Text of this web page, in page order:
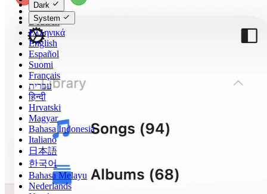
Dansk
Deutsch
Ελληνικά
English
Español
Suomi
Français
עברית
हिन्दी
Hrvatski
Magyar
Bahasa Indonesia
Italiano
日本語
한국어
Bahasa Melayu
Nederlands
Dark
System